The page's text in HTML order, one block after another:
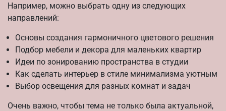
Например, можно выбрать одну из следующих
направлений:
Основы создания гармоничного цветового решения
Подбор мебели и декора для маленьких квартир
Идеи по зонированию пространства в студии
Как сделать интерьер в стиле минимализма уютным
Выбор освещения для разных комнат и задач
Очень важно, чтобы тема не только была актуальной,